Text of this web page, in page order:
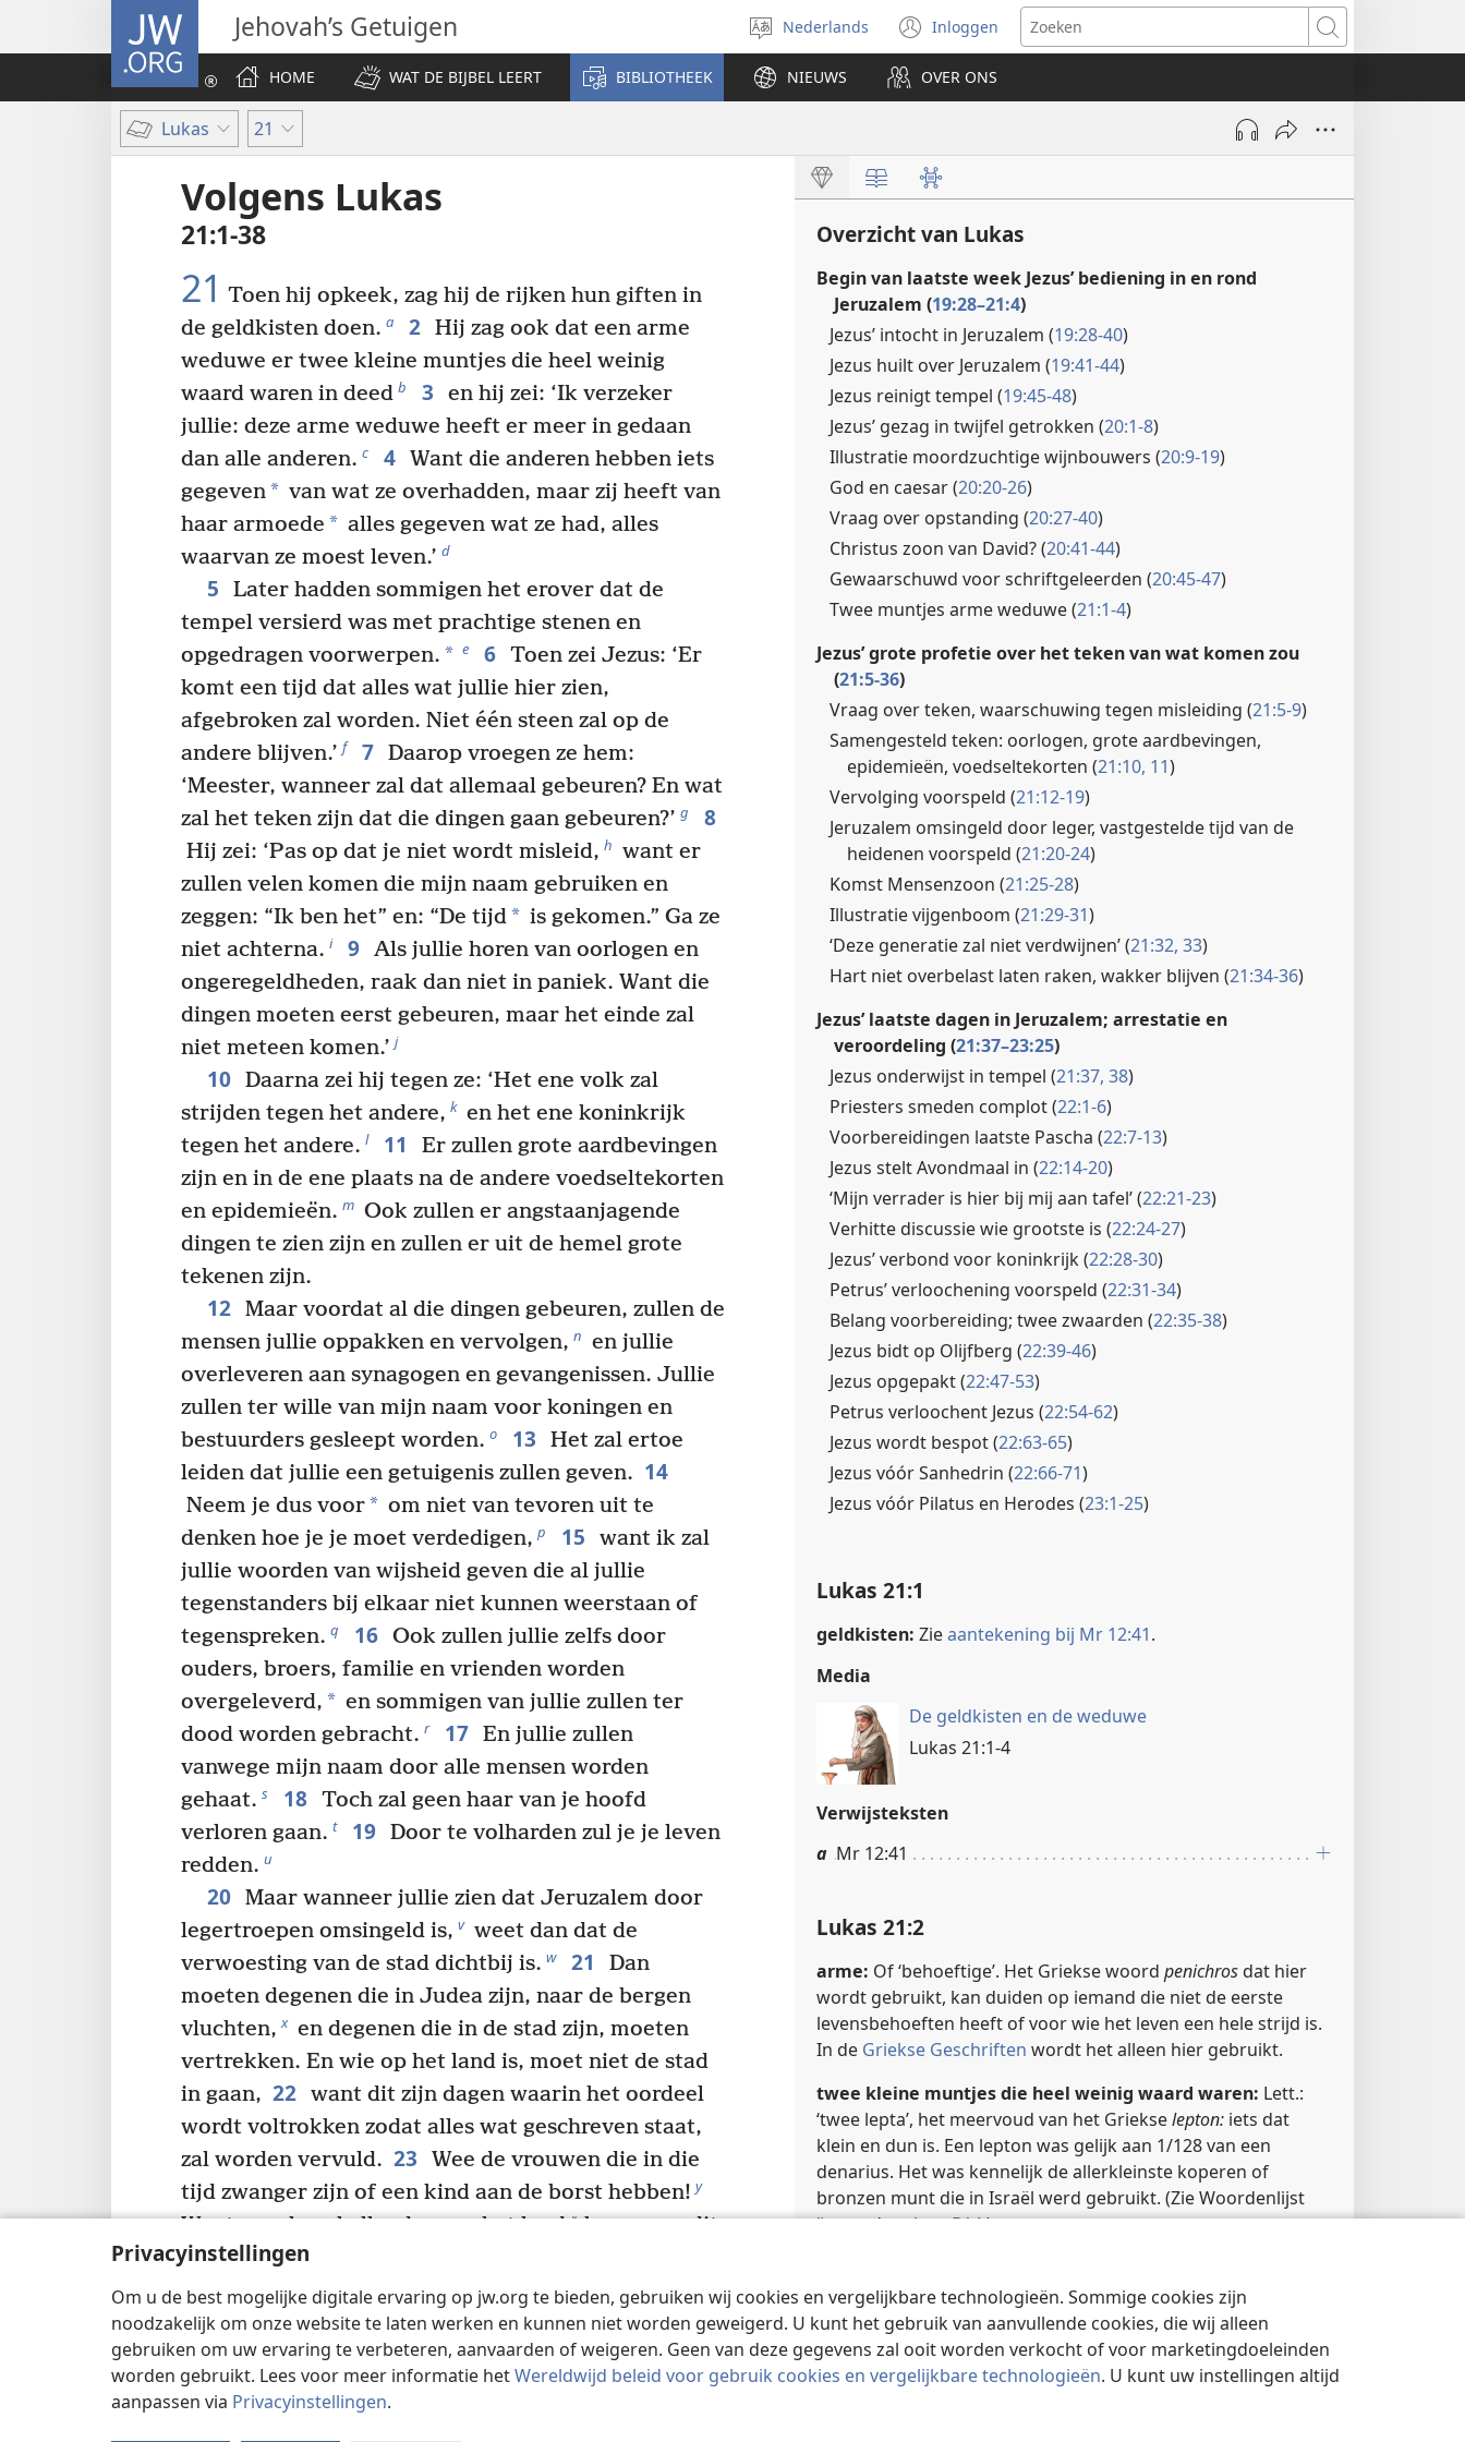
Privacyinstellingen
Om u de best mogelijke digitale ervaring op jw.org te bieden, gebruiken wij cookies en vergelijkbare technologieën. Sommige cookies zijn
noodzakelijk om onze website te laten werken en kunnen niet worden geweigerd. U kunt het gebruik van aanvullende cookies, die wij alleen
gebruiken om uw ervaring te verbeteren, aanvaarden of weigeren. Geen van deze gegevens zal ooit worden verkocht of voor marketingdoeleinden
worden gebruikt. Lees voor meer informatie hetWereldwijd beleid voor gebruik cookies en vergelijkbare technologieën. U kunt uw instellingen altijd
aanpassen via Privacyinstellingen.
JW.ORG Jehovah’s Getuigen
Taal
selecteren
Nederlands Inloggen
(opent
nieuw
venster)
Zoeken
HOME
WAT DE BIJBEL LEERT BIBLIOTHEEK NIEUWS OVER ONS
Lukas 21
Volgens Lukas
21:1-38
21 Toen hij opkeek, zag hij de rijken hun giften in
de geldkisten doen. a 2 Hij zag ook dat een arme
weduwe er twee kleine muntjes die heel weinig
waard waren in deed b 3
en hij zei: ‘Ik verzeker
jullie: deze arme weduwe heeft er meer in gedaan
dan alle anderen. c 4 Want die anderen hebben iets
gegeven* van wat ze overhadden, maar zij heeft van
haar armoede * alles gegeven wat ze had, alles
waarvan ze moest leven.’ d
5
Later hadden sommigen het erover dat de
tempel versierd was met prachtige stenen en
opgedragen voorwerpen. * e 6 Toen zei Jezus: ‘Er
komt een tijd dat alles wat jullie hier zien,
afgebroken zal worden. Niet één steen zal op de
andere blijven.’ f 7 Daarop vroegen ze hem:
‘Meester, wanneer zal dat allemaal gebeuren? En wat
zal het teken zijn dat die dingen gaan gebeuren?’ g 8
Hij zei: ‘Pas op dat je niet wordt misleid, h want er
zullen velen komen die mijn naam gebruiken en
zeggen: “Ik ben het” en: “De tijd* is gekomen.” Ga ze
niet achterna. i 9 Als jullie horen van oorlogen en
ongeregeldheden, raak dan niet in paniek. Want die
dingen moeten eerst gebeuren, maar het einde zal
niet meteen komen.’ j
10 Daarna zei hij tegen ze: ‘Het ene volk zal
strijden tegen het andere, k en het ene koninkrijk
tegen het andere. l 11
Er zullen grote aardbevingen
zijn en in de ene plaats na de andere voedseltekorten
en epidemieën. m Ook zullen er angstaanjagende
dingen te zien zijn en zullen er uit de hemel grote
tekenen zijn.
12 Maar voordat al die dingen gebeuren, zullen de
mensen jullie oppakken en vervolgen, n en jullie
overleveren aan synagogen en gevangenissen. Jullie
zullen ter wille van mijn naam voor koningen en
bestuurders gesleept worden. o 13
Het zal ertoe
leiden dat jullie een getuigenis zullen geven. 14
Neem je dus voor* om niet van tevoren uit te
denken hoe je je moet verdedigen, p 15
want ik zal
jullie woorden van wijsheid geven die al jullie
tegenstanders bij elkaar niet kunnen weerstaan of
tegenspreken. q 16 Ook zullen jullie zelfs door
ouders, broers, familie en vrienden worden
overgeleverd, * en sommigen van jullie zullen ter
dood worden gebracht. r 17 En jullie zullen
vanwege mijn naam door alle mensen worden
gehaat. s 18 Toch zal geen haar van je hoofd
verloren gaan. t 19 Door te volharden zul je je leven
redden. u
20 Maar wanneer jullie zien dat Jeruzalem door
legertroepen omsingeld is, v weet dan dat de
verwoesting van de stad dichtbij is. w 21
Dan
moeten degenen die in Judea zijn, naar de bergen
vluchten, x en degenen die in de stad zijn, moeten
vertrekken. En wie op het land is, moet niet de stad
in gaan, 22 want dit zijn dagen waarin het oordeel
wordt voltrokken zodat alles wat geschreven staat,
zal worden vervuld. 23
Wee de vrouwen die in die
tijd zwanger zijn of een kind aan de borst hebben! y
Want er zal veel ellende over het land*komen en dit
volk zal zwaar gestraft worden.
het zwaard omkomen of als gevangenen naar alle
volken worden weggevoerd. z En Jeruzalem zal door
de heidenen worden vertrapt totdat de vastgestelde
tijd van de heidenen voorbij is. a
Overzicht van Lukas
Begin van laatste week Jezus’ bediening in en rond
Jeruzalem (19:28–21:4)
Jezus’ intocht in Jeruzalem (19:28-40)
Jezus huilt over Jeruzalem (19:41-44)
Jezus reinigt tempel (19:45-48)
Jezus’ gezag in twijfel getrokken (20:1-8)
Illustratie moordzuchtige wijnbouwers (20:9-19)
God en caesar (20:20-26)
Vraag over opstanding (20:27-40)
Christus zoon van David? (20:41-44)
Gewaarschuwd voor schriftgeleerden (20:45-47)
Twee muntjes arme weduwe (21:1-4)
Jezus’ grote profetie over het teken van wat komen zou
(21:5-36)
Vraag over teken, waarschuwing tegen misleiding (21:5-9)
Samengesteld teken: oorlogen, grote aardbevingen,
epidemieën, voedseltekorten (21:10, 11)
Vervolging voorspeld (21:12-19)
Jeruzalem omsingeld door leger, vastgestelde tijd van de
heidenen voorspeld (21:20-24)
Komst Mensenzoon (21:25-28)
Illustratie vijgenboom (21:29-31)
‘Deze generatie zal niet verdwijnen’ (21:32, 33)
Hart niet overbelast laten raken, wakker blijven (21:34-36)
Jezus’ laatste dagen in Jeruzalem; arrestatie en
veroordeling (21:37–23:25)
Jezus onderwijst in tempel (21:37, 38)
Priesters smeden complot (22:1-6)
Voorbereidingen laatste Pascha (22:7-13)
Jezus stelt Avondmaal in (22:14-20)
‘Mijn verrader is hier bij mij aan tafel’ (22:21-23)
Verhitte discussie wie grootste is (22:24-27)
Jezus’ verbond voor koninkrijk (22:28-30)
Petrus’ verloochening voorspeld (22:31-34)
Belang voorbereiding; twee zwaarden (22:35-38)
Jezus bidt op Olijfberg (22:39-46)
Jezus opgepakt (22:47-53)
Petrus verloochent Jezus (22:54-62)
Jezus wordt bespot (22:63-65)
Jezus vóór Sanhedrin (22:66-71)
Jezus vóór Pilatus en Herodes (23:1-25)
Lukas 21:1
geldkisten: Zieaantekening bij Mr 12:41.
Media
De geldkisten en de weduwe
Lukas 21:1-4
Verwijsteksten
a Mr 12:41
Lukas 21:2
arme: Of ‘behoeftige’. Het Griekse woord penichrosdat hier
wordt gebruikt, kan duiden op iemand die niet de eerste
levensbehoeften heeft of voor wie het leven een hele strijd is.
In de Griekse Geschriften wordt het alleen hier gebruikt.
twee kleine muntjes die heel weinig waard waren: Lett.:
‘twee lepta’, het meervoud van het Griekselepton: iets dat
klein en dun is. Een lepton was gelijk aan 1/128 van een
denarius. Het was kennelijk de allerkleinste koperen of
bronzen munt die in Israël werd gebruikt. (Zie Woordenlijst
‘Lepton’ enApp. B14.)
b
Mr 12:42
Lukas 21:3